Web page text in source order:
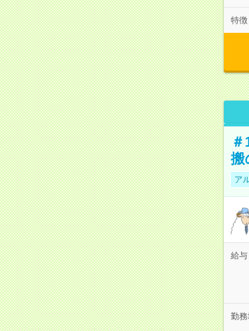
特徴
搬
ア
給与
勤務